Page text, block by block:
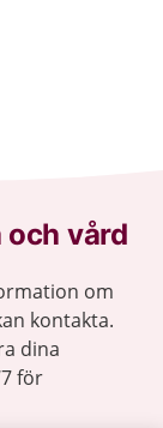
vård
om
kontakta.
dina
för